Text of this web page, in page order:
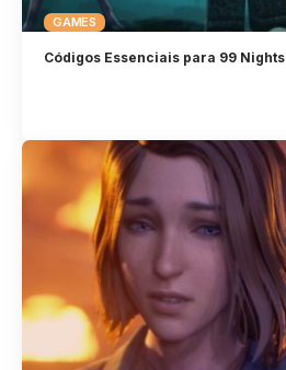
GAMES
Códigos Essenciais para 99